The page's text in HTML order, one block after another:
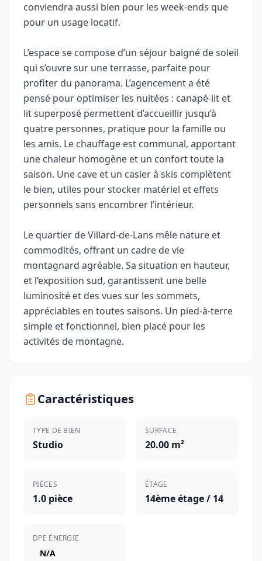
conviendra aussi bien pour les week-ends que
pour un usage locatif.
L’espace se compose d’un séjour baigné de soleil
qui s’ouvre sur une terrasse, parfaite pour
profiter du panorama. L’agencement a été
pensé pour optimiser les nuitées : canapé-lit et
lit superposé permettent d’accueillir jusqu’à
quatre personnes, pratique pour la famille ou
les amis. Le chauffage est communal, apportant
une chaleur homogène et un confort toute la
saison. Une cave et un casier à skis complètent
le bien, utiles pour stocker matériel et effets
personnels sans encombrer l’intérieur.
Le quartier de Villard-de-Lans mêle nature et
commodités, offrant un cadre de vie
montagnard agréable. Sa situation en hauteur,
et l’exposition sud, garantissent une belle
luminosité et des vues sur les sommets,
appréciables en toutes saisons. Un pied-à-terre
simple et fonctionnel, bien placé pour les
activités de montagne.
Caractéristiques
TYPE DE BIEN
Studio
SURFACE
20.00 m²
PIÈCES
1.0 pièce
ÉTAGE
14ème étage / 14
DPE ÉNERGIE
N/A